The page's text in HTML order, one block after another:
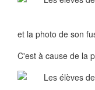
et la photo de son
C'est à cause de la